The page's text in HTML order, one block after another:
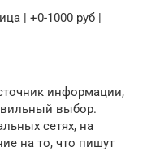
| +0-1000 руб |
информации,
выбор.
сетях, на
на то, что пишут